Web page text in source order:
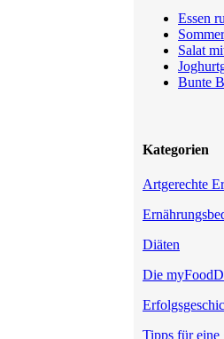
Essen
Salat
Bunte
Kategorien
Artgerechte
Diäten
Die
Tipps für eine